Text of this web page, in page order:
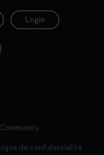
Login
de confidentialité